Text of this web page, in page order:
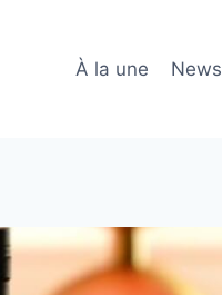
À la une News